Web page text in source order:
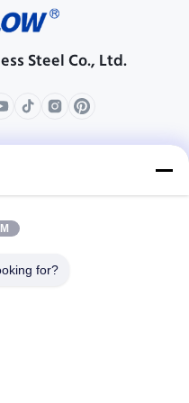
making them ideal for
applications ...
Steel Co., Ltd.
Unternehmensprofil
Fabrik-Ausflug
Fälle for?